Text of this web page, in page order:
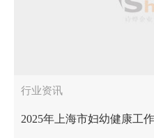
行业资讯
2025年上海市妇幼健康工